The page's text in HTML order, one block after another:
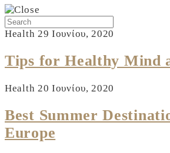
Health 29 Ιουνίου, 2020
Tips for Healthy Mind
Health 20 Ιουνίου, 2020
Best Summer
Europe